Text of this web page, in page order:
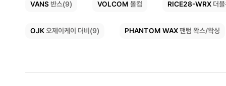
VANS반스(9) VOLCOM 볼컴 RICE28-WRX더블
OJK오제이케이 더비(9) PHANTOM WAX팬텀 왁스/왁싱